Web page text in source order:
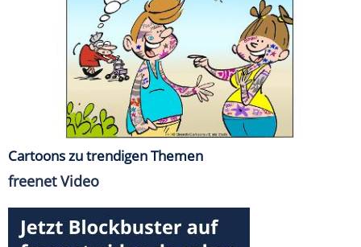
Cartoons zu trendigen Themen
freenet Video